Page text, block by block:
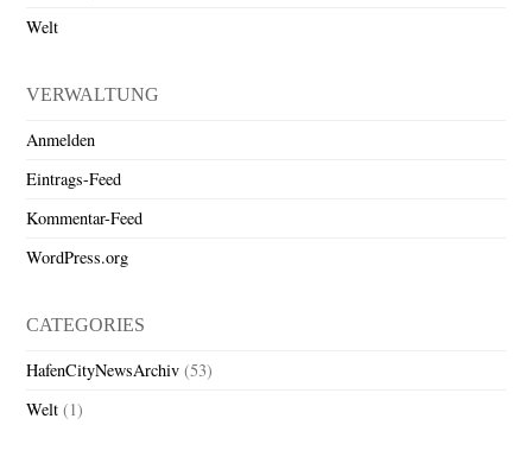
Welt
VERWALTUNG
Anmelden
Eintrags-Feed
Kommentar-Feed
WordPress.org
CATEGORIES
HafenCityNewsArchiv (53)
Welt (1)